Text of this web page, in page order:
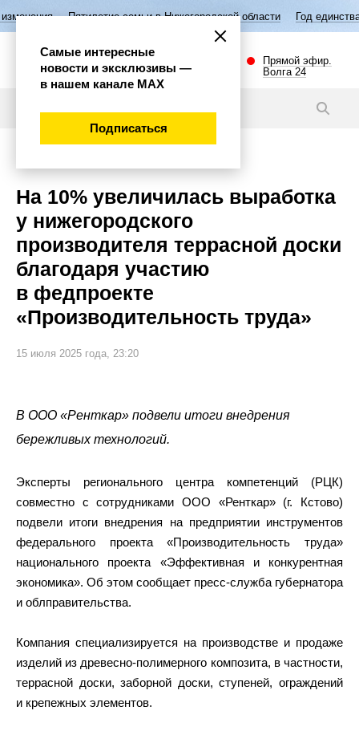
семьи в Нижегородской области Год единства народов России
Прямой эфир.
Волга 24
На 10% увеличилась выработка
у нижегородского
производителя террасной доски
благодаря участию
в федпроекте
«Производительность труда»
15 июля 2025 года, 23:20
В ООО «Ренткар» подвели итоги внедрения
бережливых технологий.
Эксперты регионального центра компетенций (РЦК)
совместно с сотрудниками ООО «Ренткар» (г. Кстово)
подвели итоги внедрения на предприятии инструментов
федерального проекта «Производительность труда»
национального проекта «Эффективная и конкурентная
экономика». Об этом сообщает пресс-служба губернатора
и облправительства.
Компания специализируется на производстве и продаже
изделий из древесно-полимерного композита, в частности,
террасной доски, заборной доски, ступеней, ограждений
и крепежных элементов.
Самые интересные
новости и эксклюзивы —
в нашем канале МАХ
Подписаться